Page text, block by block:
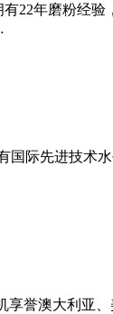
22年磨粉经
国际先进技术
享誉澳大利亚